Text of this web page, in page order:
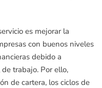
es mejorar la
con buenos niveles
debido a
trabajo. Por ello,
de cartera, los ciclos de